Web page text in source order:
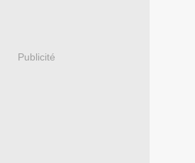
Publicité